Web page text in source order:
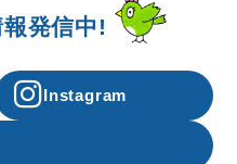
発信中!
Instagram